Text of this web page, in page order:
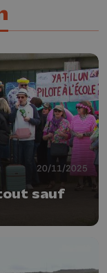
20/11/2025
sauf